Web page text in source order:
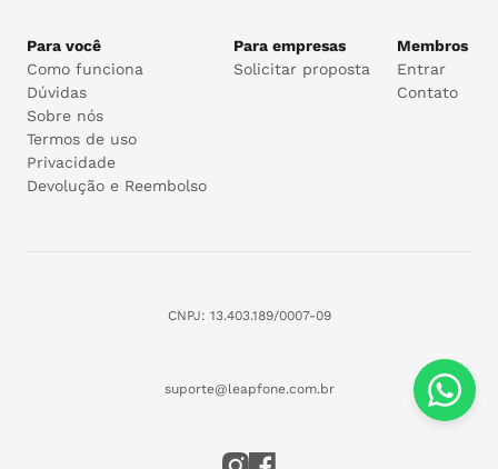
Para você
Como funciona
Dúvidas
Sobre nós
Termos de uso
Privacidade
Devolução e Reembolso
Para empresas
Solicitar proposta
Membros
Entrar
Contato
CNPJ: 13.403.189/0007-09
suporte@leapfone.com.br